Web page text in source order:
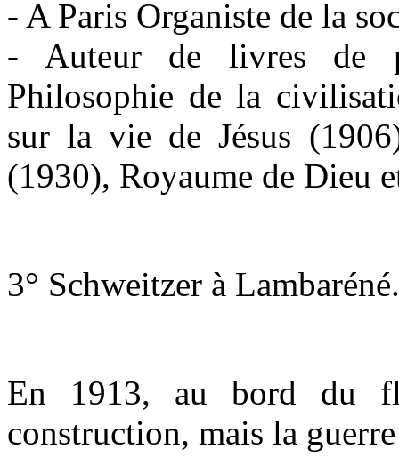
- A Paris Organiste de la
- Auteur de livres de
Philosophie de la
sur la vie de Jésus
(1930), Royaume de Dieu
3° Schweitzer à Lambaréné.
En 1913, au bord du
construction, mais la